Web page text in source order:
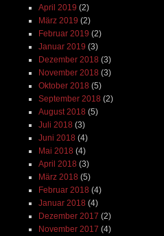
April 2019 (2)
März 2019 (2)
Februar 2019 (2)
Januar 2019 (3)
Dezember 2018 (3)
November 2018 (3)
Oktober 2018 (5)
September 2018 (2)
August 2018 (5)
Juli 2018 (3)
Juni 2018 (4)
Mai 2018 (4)
April 2018 (3)
März 2018 (5)
Februar 2018 (4)
Januar 2018 (4)
Dezember 2017 (2)
November 2017 (4)